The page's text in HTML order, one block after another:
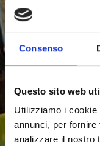
Consenso
Questo sito web
Utilizziamo i
annunci, per
analizzare il nostro